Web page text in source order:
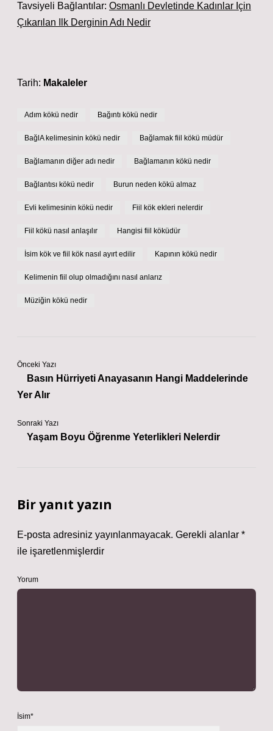
Tavsiyeli Bağlantılar: Osmanlı Devletinde Kadınlar Için
Çıkarılan Ilk Derginin Adı Nedir
Tarih: Makaleler
Adım kökü nedir Bağıntı kökü nedir
BağlA kelimesinin kökü nedir Bağlamak fiil kökü müdür
Bağlamanın diğer adı nedir Bağlamanın kökü nedir
Bağlantısı kökü nedir Burun neden kökü almaz
Evli kelimesinin kökü nedir Fiil kök ekleri nelerdir
Fiil kökü nasıl anlaşılır Hangisi fiil köküdür
İsim kök ve fiil kök nasıl ayırt edilir Kapının kökü nedir
Kelimenin fiil olup olmadığını nasıl anlarız
Müziğin kökü nedir
Önceki Yazı
Basın Hürriyeti Anayasanın Hangi Maddelerinde
Yer Alır
Sonraki Yazı
Yaşam Boyu Öğrenme Yeterlikleri Nelerdir
Bir yanıt yazın
E-posta adresiniz yayınlanmayacak. Gerekli alanlar *
ile işaretlenmişlerdir
Yorum
İsim*